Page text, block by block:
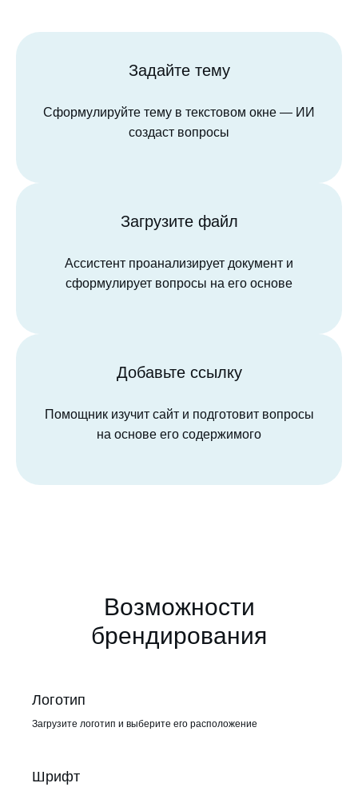
Задайте тему
Сформулируйте тему в текстовом окне — ИИ
создаст вопросы
Загрузите файл
Ассистент проанализирует документ и
сформулирует вопросы на его основе
Добавьте ссылку
Помощник изучит сайт и подготовит вопросы
на основе его содержимого
Возможности
брендирования
Логотип
Загрузите логотип и выберите его расположение
Шрифт